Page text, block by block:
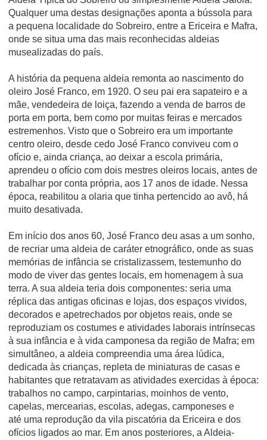
Qualquer uma destas designações aponta a bússola para
a pequena localidade do Sobreiro, entre a Ericeira e Mafra,
onde se situa uma das mais reconhecidas aldeias
musealizadas do país.
A história da pequena aldeia remonta ao nascimento do
oleiro José Franco, em 1920. O seu pai era sapateiro e a
mãe, vendedeira de loiça, fazendo a venda de barros de
porta em porta, bem como por muitas feiras e mercados
estremenhos. Visto que o Sobreiro era um importante
centro oleiro, desde cedo José Franco conviveu com o
ofício e, ainda criança, ao deixar a escola primária,
aprendeu o ofício com dois mestres oleiros locais, antes de
trabalhar por conta própria, aos 17 anos de idade. Nessa
época, reabilitou a olaria que tinha pertencido ao avô, há
muito desativada.
Em início dos anos 60, José Franco deu asas a um sonho,
de recriar uma aldeia de caráter etnográfico, onde as suas
memórias de infância se cristalizassem, testemunho do
modo de viver das gentes locais, em homenagem à sua
terra. A sua aldeia teria dois componentes: seria uma
réplica das antigas oficinas e lojas, dos espaços vividos,
decorados e apetrechados por objetos reais, onde se
reproduziam os costumes e atividades laborais intrínsecas
à sua infância e à vida camponesa da região de Mafra; em
simultâneo, a aldeia compreendia uma área lúdica,
dedicada às crianças, repleta de miniaturas de casas e
habitantes que retratavam as atividades exercidas à época:
trabalhos no campo, carpintarias, moinhos de vento,
capelas, mercearias, escolas, adegas, camponeses e
até uma reprodução da vila piscatória da Ericeira e dos
ofícios ligados ao mar. Em anos posteriores, a Aldeia-